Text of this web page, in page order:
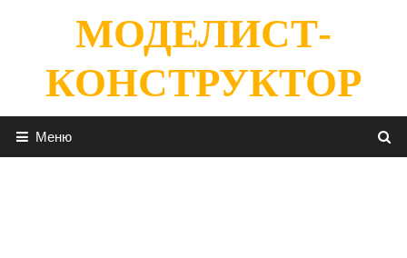
содержимомуМОДЕЛИСТ-
КОНСТРУКТОР
Меню